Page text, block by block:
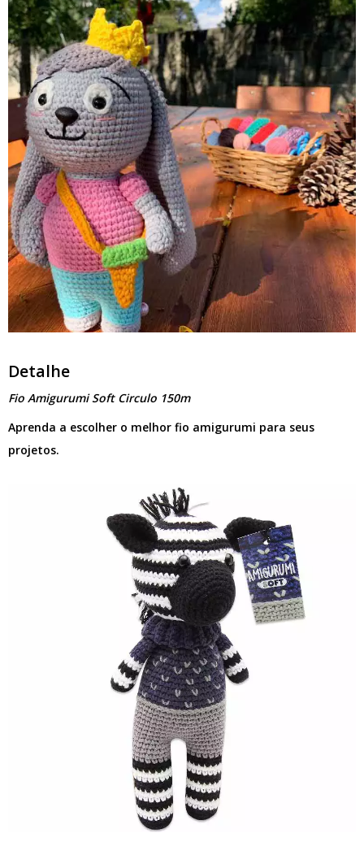
Detalhe
Fio Amigurumi Soft Circulo 150m
Aprenda a escolher o melhor fio amigurumi para seus
projetos.